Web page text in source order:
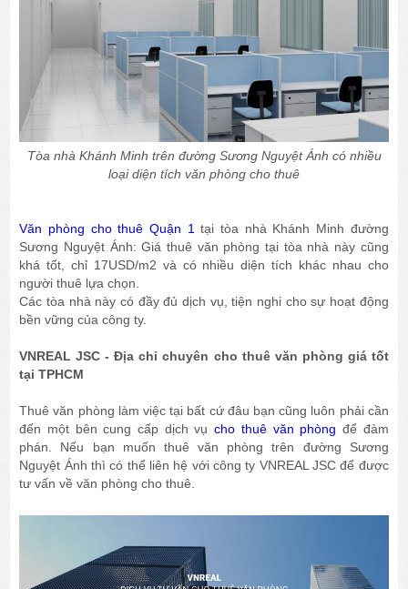
Tòa nhà Khánh Minh trên đường Sương Nguyệt Ánh có nhiều
loại diện tích văn phòng cho thuê
Văn phòng cho thuê Quận 1 tại tòa nhà Khánh Minh đường
Sương Nguyệt Ánh: Giá thuê văn phòng tại tòa nhà này cũng
khá tốt, chỉ 17USD/m2 và có nhiều diện tích khác nhau cho
người thuê lựa chọn.
Các tòa nhà này có đầy đủ dịch vụ, tiện nghi cho sự hoạt động
bền vững của công ty.
VNREAL JSC - Địa chỉ chuyên cho thuê văn phòng giá tốt
tại TPHCM
Thuê văn phòng làm việc tại bất cứ đâu bạn cũng luôn phải cần
đến một bên cung cấp dịch vụcho thuê văn phòng để đàm
phán. Nếu bạn muốn thuê văn phòng trên đường Sương
Nguyệt Ánh thì có thể liên hệ với công ty VNREAL JSC để được
tư vấn về văn phòng cho thuê.